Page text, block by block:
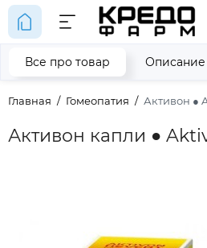
Главная Гомеопатия Активон ●
Активон капли ●
Все про товар Описание